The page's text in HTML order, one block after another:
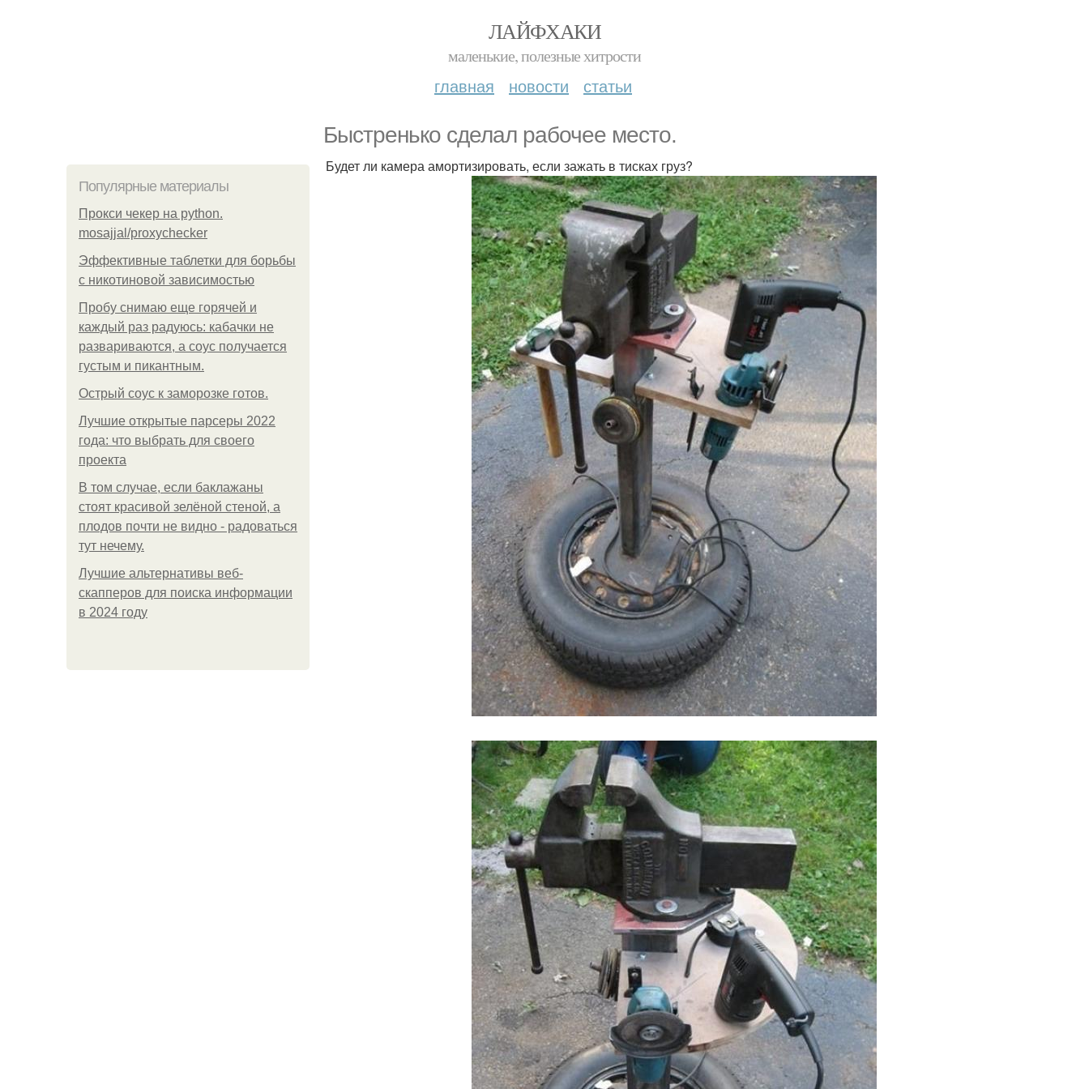
ЛАЙФХАКИ
маленькие, полезные хитрости
главная новости статьи
Быстренько сделал рабочее место.
Популярные материалы
Прокси чекер на python.
mosajjal/proxychecker
Эффективные таблетки для борьбы
с никотиновой зависимостью
Пробу снимаю еще горячей и
каждый раз радуюсь: кабачки не
развариваются, а соус получается
густым и пикантным.
Острый соус к заморозке готов.
Лучшие открытые парсеры 2022
года: что выбрать для своего
проекта
В том случае, если баклажаны
стоят красивой зелёной стеной, а
плодов почти не видно - радоваться
тут нечему.
Лучшие альтернативы веб-
скапперов для поиска информации
в 2024 году
Будет ли камера амортизировать, если зажать в тисках груз?